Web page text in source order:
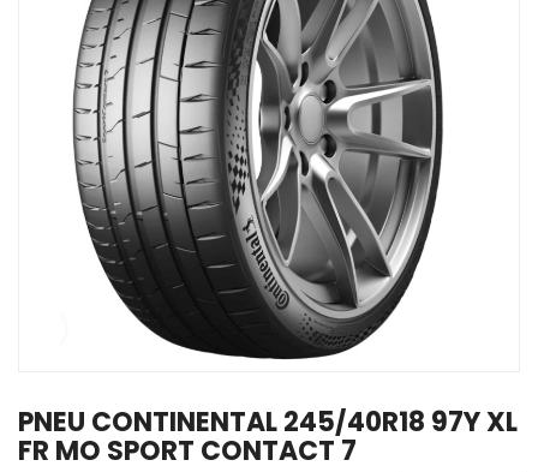
PNEU CONTINENTAL 245/40R18 97Y XL
FR MO SPORT CONTACT 7